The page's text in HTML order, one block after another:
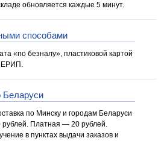
обновляется каждые 5 минут.
способами
«по безналу», пластиковой картой
ЕРИП.
Беларуси
по Минску и городам Беларуси
рублей. Платная — 20 рублей.
в пунктах выдачи заказов и